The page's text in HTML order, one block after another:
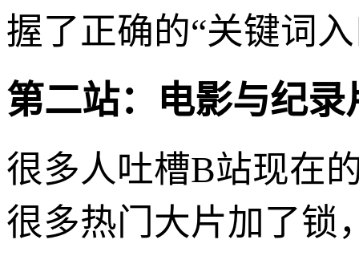
握了正确的“关键词
第二站：电影与纪录
很多人吐槽B站现在
很多热门大片加了锁